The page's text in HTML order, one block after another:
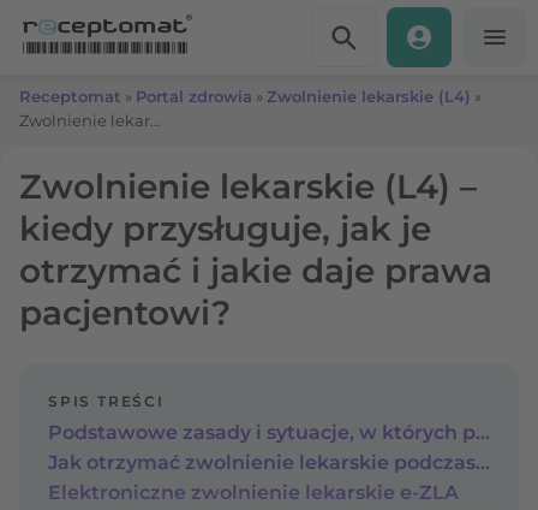
Receptomat » Portal zdrowia » Zwolnienie lekarskie (L4) »
Zwolnienie lekarskie (L4) –
kiedy przysługuje, jak je
otrzymać i jakie daje prawa
pacjentowi?
SPIS TREŚCI
Podstawowe zasady i sytuacje, w których przysługuje zwolnienie lekarskie L4
Jak otrzymać zwolnienie lekarskie podczas wizyty stacjonarnej lub teleporady?
Elektroniczne zwolnienie lekarskie e-ZLA